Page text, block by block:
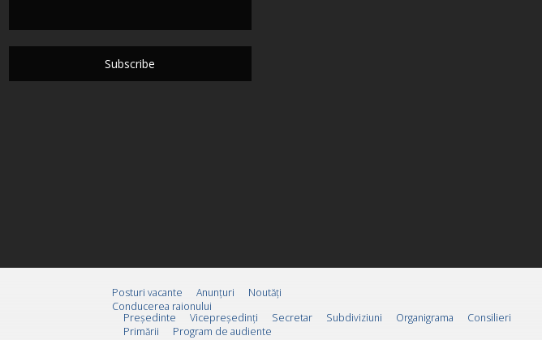
Posturi vacante Anunțuri
Noutăți
Conducerea raionului
Preşedinte
Vicepreşedinţi Secretar Subdiviziuni Organigrama
Consilieri
Primării
Program de audiente